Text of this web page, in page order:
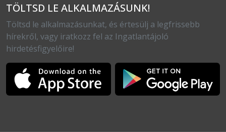
TÖLTSD LE ALKALMAZÁSUNK!
Töltsd le alkalmazásunkat, és értesülj a legfrissebb
hírekről, vagy iratkozz fel az Ingatlantájoló
hirdetésfigyelőire!